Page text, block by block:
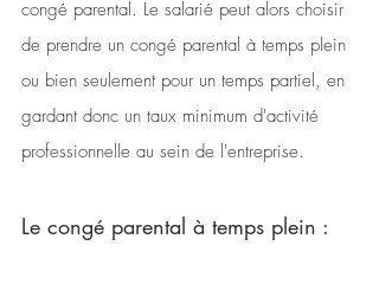
congé parental. Le salarié peut alors choisir
de prendre un congé parental à temps plein
ou bien seulement pour un temps partiel, en
gardant donc un taux minimum d'activité
professionnelle au sein de l'entreprise.
Le congé parental à temps plein :